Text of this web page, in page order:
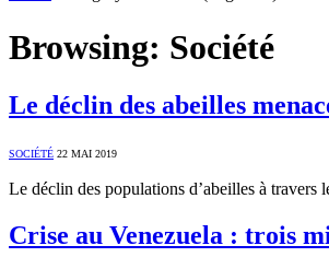
Browsing: Société
Le déclin des abeilles
SOCIÉTÉ 22 MAI 2019
Le déclin des populations d’abeilles à travers
Crise au Venezuela : trois